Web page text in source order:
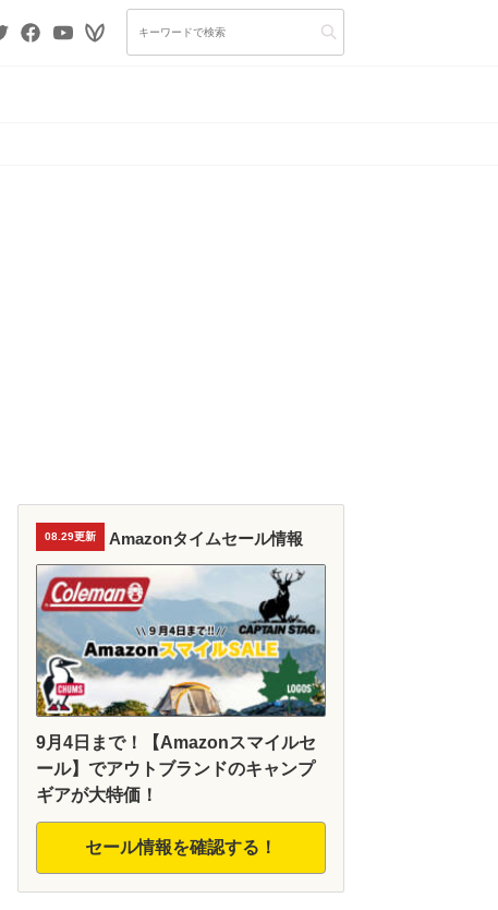
08.29更新 Amazonタイムセール情報
9月4日まで！【Amazonスマイルセ
ール】でアウトブランドのキャンプ
ギアが大特価！
セール情報を確認する！